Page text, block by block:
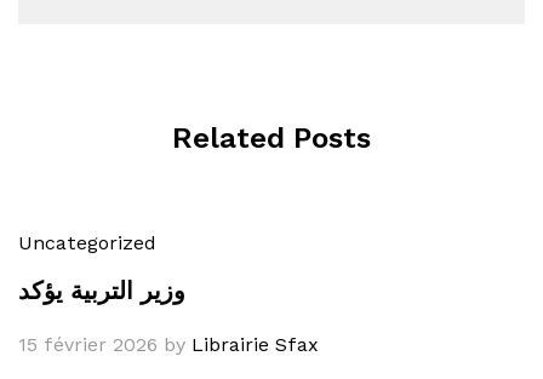
Related Posts
Uncategorized
وزير التربية يؤكد
15 février 2026 by Librairie Sfax